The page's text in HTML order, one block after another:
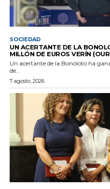
SOCIEDAD
UN ACERTANTE DE LA
MILLÓN DE EUROS VERÍN
Un acertante de la Bonoloto ha
de...
7 agosto, 2026